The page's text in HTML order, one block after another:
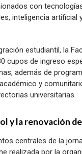
con
inteligencia artificial
estudiantil, la
cupos de ingreso
además de
y
universitarias.
y la renovación
centrales de la
realizada por la